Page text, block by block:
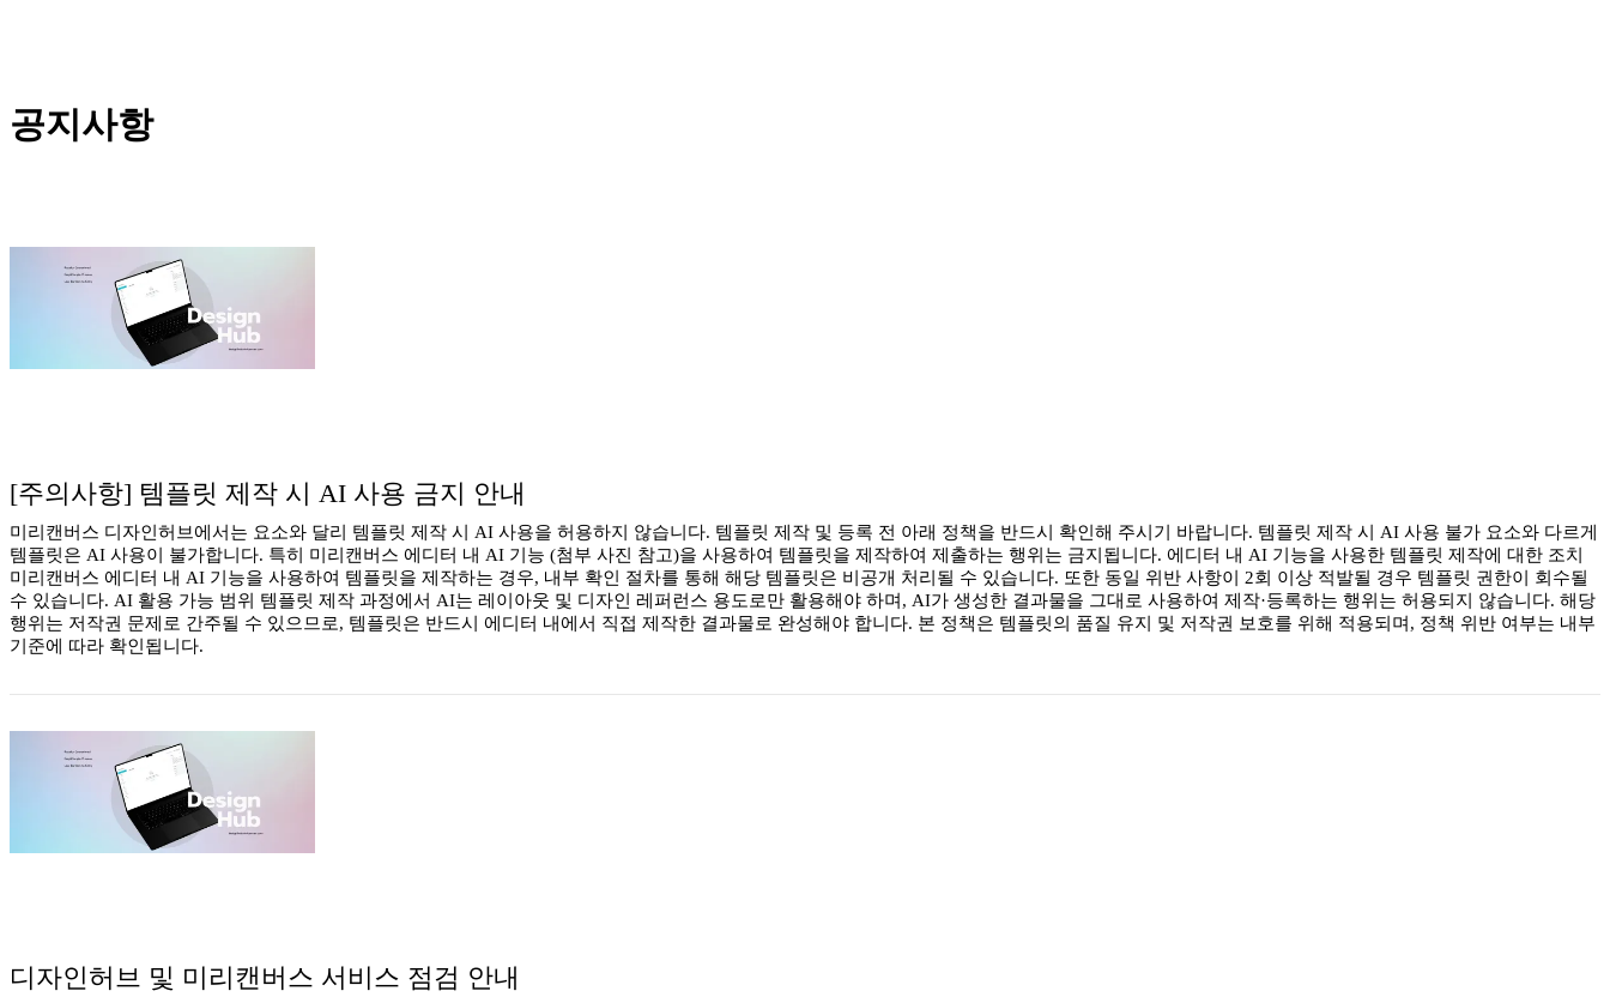
공지사항
[주의사항] 템플릿 제작 시 AI 사용 금지 안내
미리캔버스 디자인허브에서는 요소와 달리 템플릿 제작 시 AI 사용을 허용하지 않습니다. 템플릿 제작 및 등록 전 아래 정책을 반드시 확인해 주시기 바랍니다. 템플릿 제작 시 AI 사용 불가 요소와 다르게
템플릿은 AI 사용이 불가합니다. 특히 미리캔버스 에디터 내 AI 기능 (첨부 사진 참고)을 사용하여 템플릿을 제작하여 제출하는 행위는 금지됩니다. 에디터 내 AI 기능을 사용한 템플릿 제작에 대한 조치
미리캔버스 에디터 내 AI 기능을 사용하여 템플릿을 제작하는 경우, 내부 확인 절차를 통해 해당 템플릿은 비공개 처리될 수 있습니다. 또한 동일 위반 사항이 2회 이상 적발될 경우 템플릿 권한이 회수될
수 있습니다. AI 활용 가능 범위 템플릿 제작 과정에서 AI는 레이아웃 및 디자인 레퍼런스 용도로만 활용해야 하며, AI가 생성한 결과물을 그대로 사용하여 제작·등록하는 행위는 허용되지 않습니다. 해당
행위는 저작권 문제로 간주될 수 있으므로, 템플릿은 반드시 에디터 내에서 직접 제작한 결과물로 완성해야 합니다. 본 정책은 템플릿의 품질 유지 및 저작권 보호를 위해 적용되며, 정책 위반 여부는 내부
기준에 따라 확인됩니다.
디자인허브 및 미리캔버스 서비스 점검 안내